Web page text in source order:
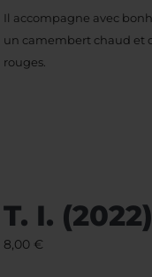
Il accompagne avec
un camembert chaud et
rouges.
T. I. (2022)
8,00 €